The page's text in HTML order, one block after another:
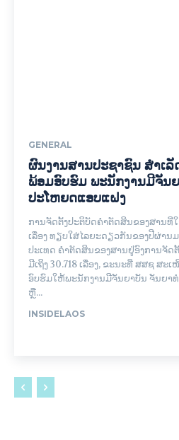
GENERAL
ຜົນງານສານປະຊາຊົນ ສຳເລັ
ພ້ອມອົບຮົມ ພະນັກງານມີຈັນ
ປະໂຫຍດແອບແຝງ
ການຈັດຕັ້ງປະຕິບັດຄຳຕັດສິນຂອງສານທີ່ໃ
ເລື່ອງ ທຽບໃສ່ໄລຍະດຽວກັນຂອງປີຜ່ານ
ປະເທດ ຄໍາຕັດສິນຂອງສານຢູ່ອົງການຈັດ
ມີເຖິງ 30.718 ເລື່ອງ, ຂະນະທີ່ ສສຊ ສ
ອົບຮົມໃຫ້ພະນັກງານມີຈັນຍາບັນ ຈັນຍາ
ຫຼື...
INSIDELAOS